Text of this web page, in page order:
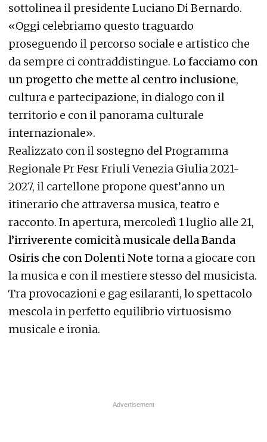
sottolinea il presidente Luciano Di Bernardo.
«Oggi celebriamo questo traguardo
proseguendo il percorso sociale e artistico che
da sempre ci contraddistingue. Lo facciamo con
un progetto che mette al centro inclusione,
cultura e partecipazione, in dialogo con il
territorio e con il panorama culturale
internazionale».
Realizzato con il sostegno del Programma
Regionale Pr Fesr Friuli Venezia Giulia 2021-
2027, il cartellone propone quest’anno un
itinerario che attraversa musica, teatro e
racconto. In apertura, mercoledì 1 luglio alle 21,
l’irriverente comicità musicale della Banda
Osiris che con Dolenti Note torna a giocare con
la musica e con il mestiere stesso del musicista.
Tra provocazioni e gag esilaranti, lo spettacolo
mescola in perfetto equilibrio virtuosismo
musicale e ironia.